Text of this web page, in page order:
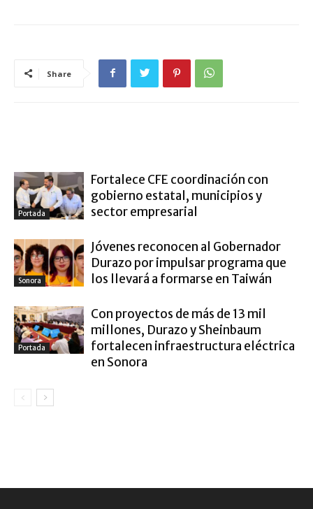
Share
Portada
Fortalece CFE coordinación con
gobierno estatal, municipios y
sector empresarial
Sonora
Jóvenes reconocen al Gobernador
Durazo por impulsar programa que
los llevará a formarse en Taiwán
Portada
Con proyectos de más de 13 mil
millones, Durazo y Sheinbaum
fortalecen infraestructura eléctrica
en Sonora